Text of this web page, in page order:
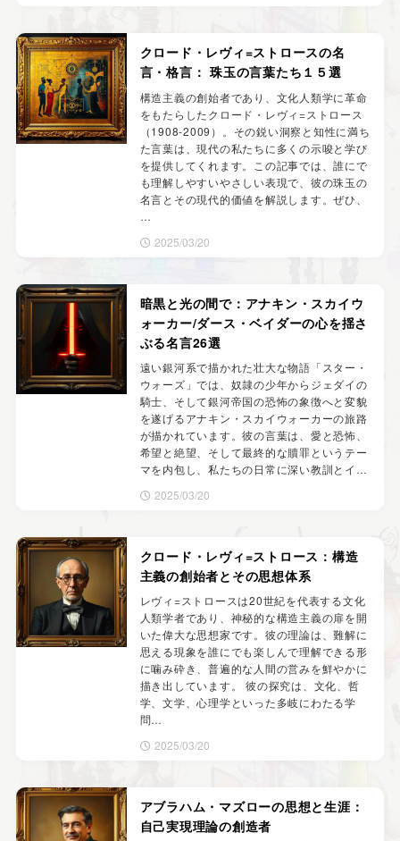
クロード・レヴィ=ストロースの名
言・格言： 珠玉の言葉たち１５選
構造主義の創始者であり、文化人類学に革命
をもたらしたクロード・レヴィ=ストロース
（1908-2009）。その鋭い洞察と知性に満ち
た言葉は、現代の私たちに多くの示唆と学び
を提供してくれます。この記事では、誰にで
も理解しやすいやさしい表現で、彼の珠玉の
名言とその現代的価値を解説します。ぜひ、
…
2025/03/20
暗黒と光の間で：アナキン・スカイウ
ォーカー/ダース・ベイダーの心を揺さ
ぶる名言26選
遠い銀河系で描かれた壮大な物語「スター・
ウォーズ」では、奴隷の少年からジェダイの
騎士、そして銀河帝国の恐怖の象徴へと変貌
を遂げるアナキン・スカイウォーカーの旅路
が描かれています。彼の言葉は、愛と恐怖、
希望と絶望、そして最終的な贖罪というテー
マを内包し、私たちの日常に深い教訓とイ…
2025/03/20
クロード・レヴィ=ストロース：構造
主義の創始者とその思想体系
レヴィ=ストロースは20世紀を代表する文化
人類学者であり、神秘的な構造主義の扉を開
いた偉大な思想家です。彼の理論は、難解に
思える現象を誰にでも楽しんで理解できる形
に噛み砕き、普遍的な人間の営みを鮮やかに
描き出しています。 彼の探究は、文化、哲
学、文学、心理学といった多岐にわたる学
問…
2025/03/20
アブラハム・マズローの思想と生涯：
自己実現理論の創造者